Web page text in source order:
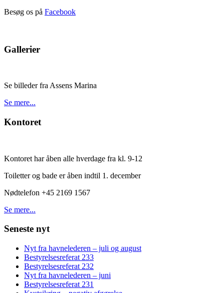
Besøg os på Facebook
Gallerier
Se billeder fra Assens Marina
Se mere...
Kontoret
Kontoret har åben alle hverdage fra kl. 9-12
Toiletter og bade er åben indtil 1. december
Nødtelefon +45 2169 1567
Se mere...
Seneste nyt
Nyt fra havnelederen – juli og august
Bestyrelsesreferat 233
Bestyrelsesreferat 232
Nyt fra havnelederen – juni
Bestyrelsesreferat 231